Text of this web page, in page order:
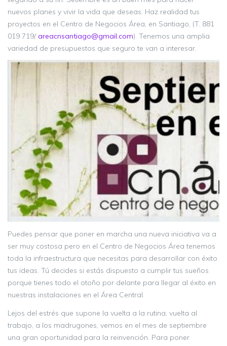
nuevos planes y vivir la vida que deseas. Haz realidad tus
proyectos en el Centro de Negocios Área, en Santiago, (T. 881
019 719/ areacnsantiago@gmail.com). Tenemos una amplia
variedad de presupuestos que seguro te van a interesar.
Puedes pensar que poner en marcha una nueva iniciativa va a
ser muy costosa pero en el Centro de Negocios Área tenemos
toda la infraestructura que necesitas para desarrollar con éxito
tus ideas. Tú decides si estás dispuesto a cumplir tus sueños
porque tienes todo el otoño por delante para llegar al éxito en
nuestras instalaciones en el Área Central.
Lejos del estrés que supone la vuelta a la rutina, vuelta al
trabajo, a los madrugones, vemos en el mes de septiembre
una gran oportunidad para la reinvención. Para poner